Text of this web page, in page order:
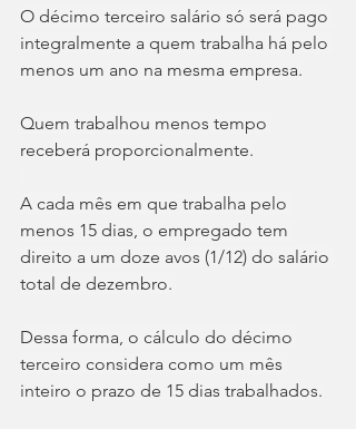
O décimo terceiro salário só será pago
integralmente a quem trabalha há pelo
menos um ano na mesma empresa.
Quem trabalhou menos tempo
receberá proporcionalmente.
A cada mês em que trabalha pelo
menos 15 dias, o empregado tem
direito a um doze avos (1/12) do salário
total de dezembro.
Dessa forma, o cálculo do décimo
terceiro considera como um mês
inteiro o prazo de 15 dias trabalhados.